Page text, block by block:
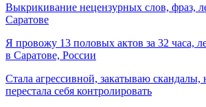
Выкрикивание нецензурных слов, фраз,
Саратове
Я провожу 13 половых актов за 32 часа,
в Саратове, России
Стала агрессивной, закатываю
перестала себя контролировать